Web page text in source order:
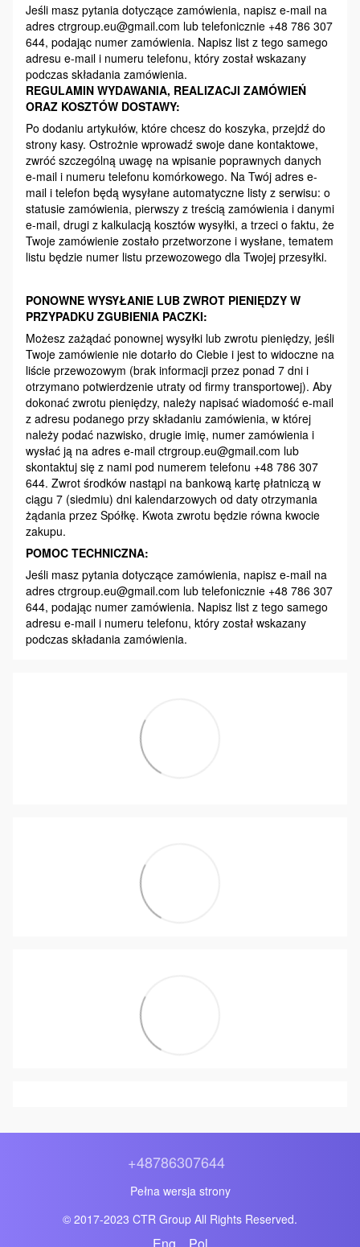
Jeśli masz pytania dotyczące zamówienia, napisz e-mail na
adres ctrgroup.eu@gmail.com lub telefonicznie +48 786 307
644, podając numer zamówienia. Napisz list z tego samego
adresu e-mail i numeru telefonu, który został wskazany
podczas składania zamówienia.
REGULAMIN WYDAWANIA, REALIZACJI ZAMÓWIEŃ
ORAZ KOSZTÓW DOSTAWY:
Po dodaniu artykułów, które chcesz do koszyka, przejdź do
strony kasy. Ostrożnie wprowadź swoje dane kontaktowe,
zwróć szczególną uwagę na wpisanie poprawnych danych
e-mail i numeru telefonu komórkowego. Na Twój adres e-
mail i telefon będą wysyłane automatyczne listy z serwisu: o
statusie zamówienia, pierwszy z treścią zamówienia i danymi
e-mail, drugi z kalkulacją kosztów wysyłki, a trzeci o faktu, że
Twoje zamówienie zostało przetworzone i wysłane, tematem
listu będzie numer listu przewozowego dla Twojej przesyłki.
PONOWNE WYSYŁANIE LUB ZWROT PIENIĘDZY W
PRZYPADKU ZGUBIENIA PACZKI:
Możesz zażądać ponownej wysyłki lub zwrotu pieniędzy, jeśli
Twoje zamówienie nie dotarło do Ciebie i jest to widoczne na
liście przewozowym (brak informacji przez ponad 7 dni i
otrzymano potwierdzenie utraty od firmy transportowej). Aby
dokonać zwrotu pieniędzy, należy napisać wiadomość e-mail
z adresu podanego przy składaniu zamówienia, w której
należy podać nazwisko, drugie imię, numer zamówienia i
wysłać ją na adres e-mail ctrgroup.eu@gmail.com lub
skontaktuj się z nami pod numerem telefonu +48 786 307
644. Zwrot środków nastąpi na bankową kartę płatniczą w
ciągu 7 (siedmiu) dni kalendarzowych od daty otrzymania
żądania przez Spółkę. Kwota zwrotu będzie równa kwocie
zakupu.
POMOC TECHNICZNA:
Jeśli masz pytania dotyczące zamówienia, napisz e-mail na
adres ctrgroup.eu@gmail.com lub telefonicznie +48 786 307
644, podając numer zamówienia. Napisz list z tego samego
adresu e-mail i numeru telefonu, który został wskazany
podczas składania zamówienia.
+48786307644
Pełna wersja strony
© 2017-2023 CTR Group All Rights Reserved.
Eng Pol